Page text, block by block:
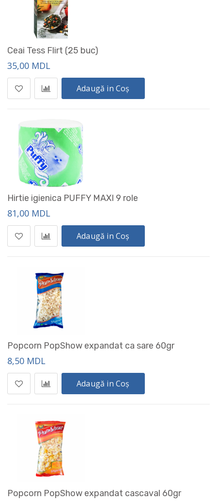
Ceai Tess Flirt (25 buc)
35,00 MDL
Adaugă in Coș
Hirtie igienica PUFFY MAXI 9 role
81,00 MDL
Adaugă in Coș
Popcorn PopShow expandat ca sare 60gr
8,50 MDL
Adaugă in Coș
Popcorn PopShow expandat cascaval 60gr